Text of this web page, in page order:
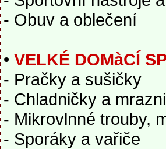
- Obuv a oblečení
• VELKÉ DOMàCÍ
- Pračky a sušičky
- Chladničky a
- Mikrovlnné trouby,
- Sporáky a vařiče